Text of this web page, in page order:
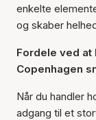
enkelte
og skaber
Fordele ved at
Copenhagen
Når du handler
adgang til et